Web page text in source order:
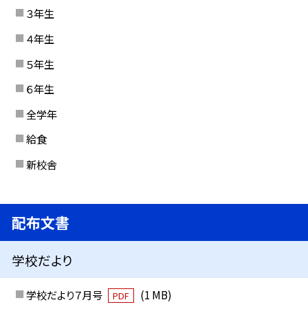
３年生
４年生
５年生
６年生
全学年
給食
新校舎
配布文書
学校だより
学校だより７月号 PDF
(1 MB)